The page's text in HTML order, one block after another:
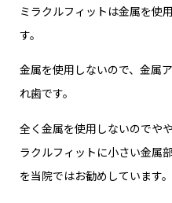
ミラクルフィットは金属を使
す。
金属を使用しないので、金属
れ歯です。
全く金属を使用しないのでや
ラクルフィットに小さい金属
を当院ではお勧めしています。